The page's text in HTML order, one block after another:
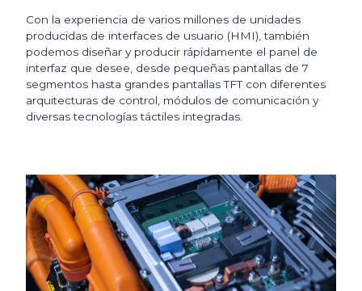
Con la experiencia de varios millones de unidades
producidas de interfaces de usuario (HMI), también
podemos diseñar y producir rápidamente el panel de
interfaz que desee, desde pequeñas pantallas de 7
segmentos hasta grandes pantallas TFT con diferentes
arquitecturas de control, módulos de comunicación y
diversas tecnologías táctiles integradas.